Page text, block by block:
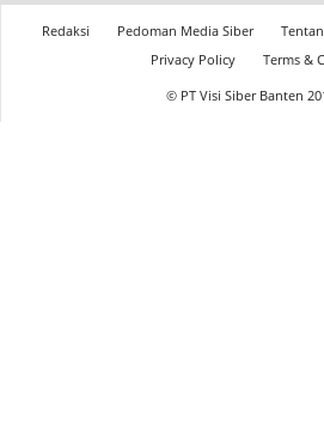
Redaksi Pedoman Media Siber
Privacy Policy
Terms &
© PT Visi Siber Banten